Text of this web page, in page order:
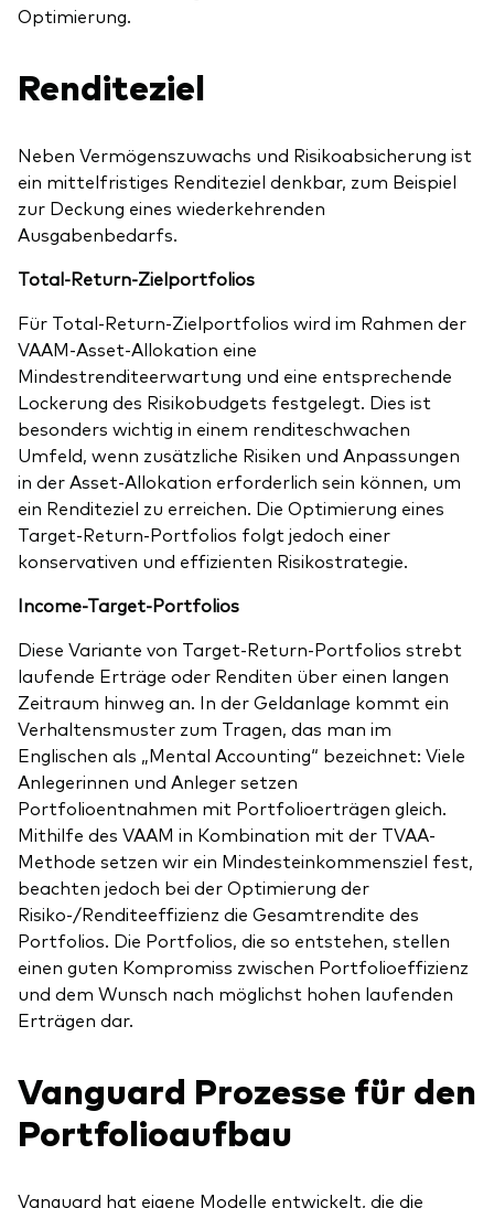
Optimierung.
Renditeziel
Neben Vermögenszuwachs und Risikoabsicherung ist
ein mittelfristiges Renditeziel denkbar, zum Beispiel
zur Deckung eines wiederkehrenden
Ausgabenbedarfs.
Total-Return-Zielportfolios
Für Total-Return-Zielportfolios wird im Rahmen der
VAAM-Asset-Allokation eine
Mindestrenditeerwartung und eine entsprechende
Lockerung des Risikobudgets festgelegt. Dies ist
besonders wichtig in einem renditeschwachen
Umfeld, wenn zusätzliche Risiken und Anpassungen
in der Asset-Allokation erforderlich sein können, um
ein Renditeziel zu erreichen. Die Optimierung eines
Target-Return-Portfolios folgt jedoch einer
konservativen und effizienten Risikostrategie.
Income-Target-Portfolios
Diese Variante von Target-Return-Portfolios strebt
laufende Erträge oder Renditen über einen langen
Zeitraum hinweg an. In der Geldanlage kommt ein
Verhaltensmuster zum Tragen, das man im
Englischen als „Mental Accounting“ bezeichnet: Viele
Anlegerinnen und Anleger setzen
Portfolioentnahmen mit Portfolioerträgen gleich.
Mithilfe des VAAM in Kombination mit der TVAA-
Methode setzen wir ein Mindesteinkommensziel fest,
beachten jedoch bei der Optimierung der
Risiko-/Renditeeffizienz die Gesamtrendite des
Portfolios. Die Portfolios, die so entstehen, stellen
einen guten Kompromiss zwischen Portfolioeffizienz
und dem Wunsch nach möglichst hohen laufenden
Erträgen dar.
Vanguard Prozesse für den
Portfolioaufbau
Vanguard hat eigene Modelle entwickelt, die die